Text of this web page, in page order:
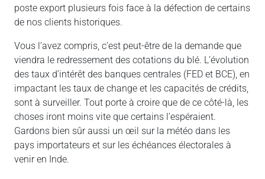
poste export plusieurs fois face à la défection de certains
de nos clients historiques.
Vous l’avez compris, c’est peut-être de la demande que
viendra le redressement des cotations du blé. L’évolution
des taux d’intérêt des banques centrales (FED et BCE), en
impactant les taux de change et les capacités de crédits,
sont à surveiller. Tout porte à croire que de ce côté-là, les
choses iront moins vite que certains l’espéraient.
Gardons bien sûr aussi un œil sur la météo dans les
pays importateurs et sur les échéances électorales à
venir en Inde.